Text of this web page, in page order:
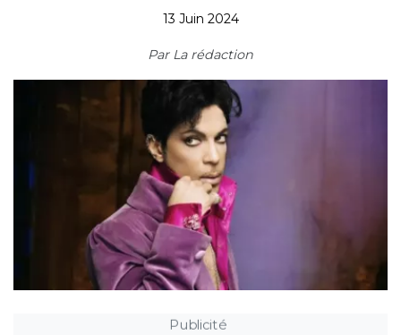
13 Juin 2024
Par La rédaction
Publicité